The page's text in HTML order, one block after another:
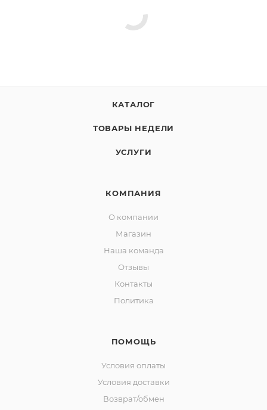
КАТАЛОГ
ТОВАРЫ НЕДЕЛИ
УСЛУГИ
КОМПАНИЯ
О компании
Магазин
Наша команда
Отзывы
Контакты
Политика
ПОМОЩЬ
Условия оплаты
Условия доставки
Возврат/обмен